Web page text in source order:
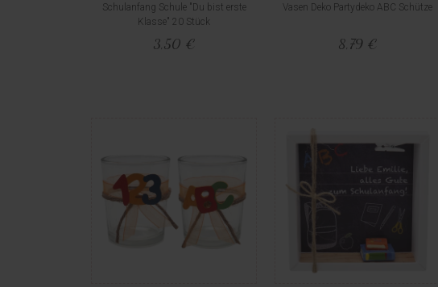
Schulanfang Schule "Du bist erste
Klasse" 20 Stück
3,50 €
Vasen Deko Partydeko ABC Schütze
8,79 €